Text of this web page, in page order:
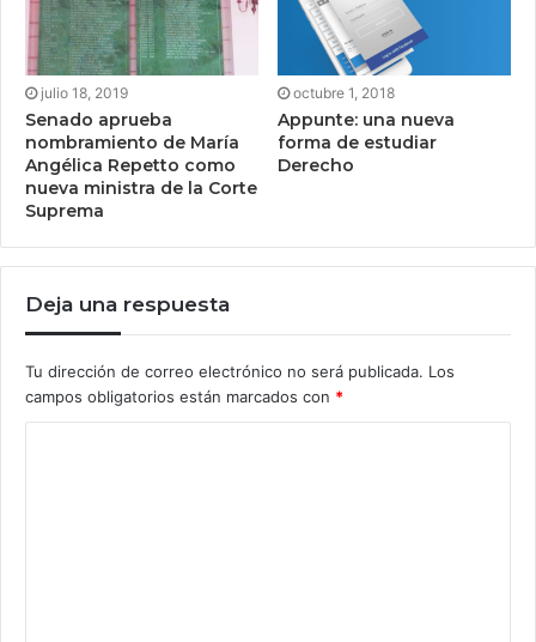
julio 18, 2019
Senado aprueba
nombramiento de María
Angélica Repetto como
nueva ministra de la Corte
Suprema
octubre 1, 2018
Appunte: una nueva
forma de estudiar
Derecho
Deja una respuesta
Tu dirección de correo electrónico no será publicada. Los
campos obligatorios están marcados con *